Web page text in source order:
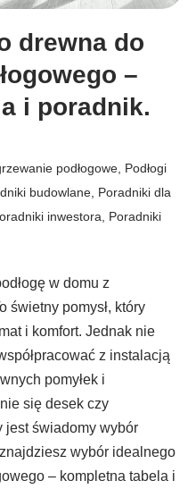
drewna do
–
i poradnik.
podłogowe Podłogi
budowlane Poradniki dla
inwestora
Poradniki
w domu z
świetny pomysł, który
i komfort. Jednak nie
z instalacją
pomyłek i
się desek czy
jest świadomy wybór
wybór idealnego
– kompletna tabela i